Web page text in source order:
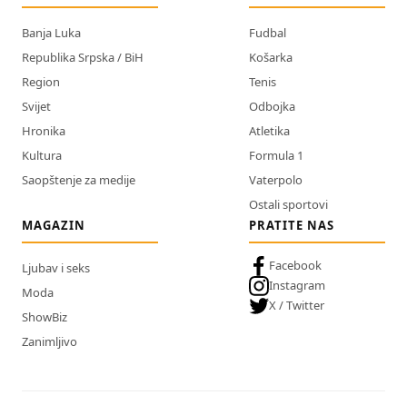
Banja Luka
Republika Srpska / BiH
Region
Svijet
Hronika
Kultura
Saopštenje za medije
Fudbal
Košarka
Tenis
Odbojka
Atletika
Formula 1
Vaterpolo
Ostali sportovi
MAGAZIN
Ljubav i seks
Moda
ShowBiz
Zanimljivo
PRATITE NAS
Facebook
Instagram
X / Twitter